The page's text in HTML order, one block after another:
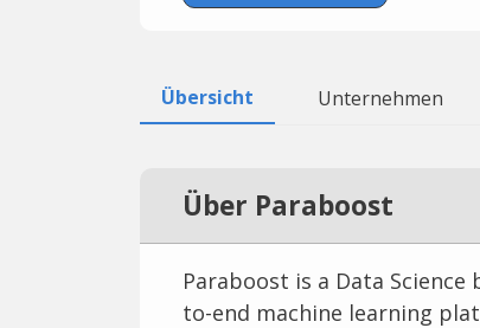
Übersicht Unternehmen
Über Paraboost
Paraboost is a Data
to-end machine learning